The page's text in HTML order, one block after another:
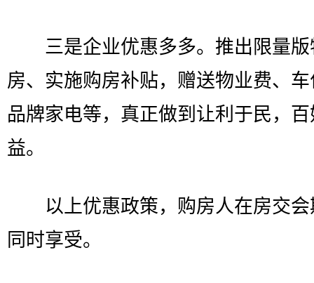
三是企业优惠多多。推出限量版
房、实施购房补贴，赠送物业费、
品牌家电等，真正做到让利于民，
益。
以上优惠政策，购房人在房交会
同时享受。